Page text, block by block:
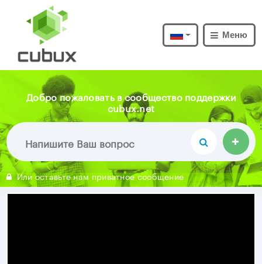
Меню
Добро пожаловать в сообщество поддержки
cubux.net
Или оставьте нам приватное сообщение